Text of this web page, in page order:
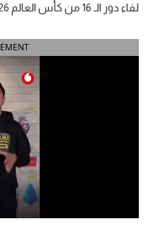
الدوري الإسباني
الدوري السعودي للمحترفين
لقاء دور الـ 16 من كأس العالم 2026.